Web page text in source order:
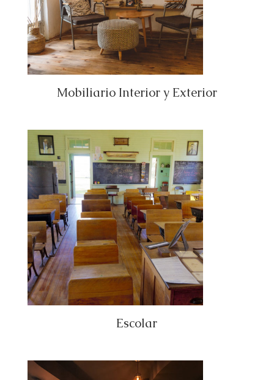
Mobiliario Interior y Exterior
Escolar